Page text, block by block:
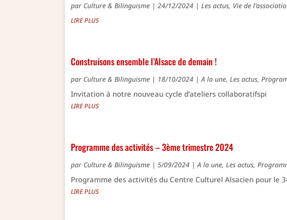
par Culture & Bilinguisme |24/12/2024 |Les actus, Vie de
LIRE PLUS
Construisons ensemble l’Alsace de demain !
par Culture & Bilinguisme | 18/10/2024 |A la une,Les actus,
Invitation à notre nouveau cycle d’ateliers collaboratifspi
LIRE PLUS
Programme des activités – 3ème trimestre 2024
par Culture & Bilinguisme |5/09/2024 |A la une,Les actus,
Programme des activités du Centre Culturel Alsacien pour le
LIRE PLUS